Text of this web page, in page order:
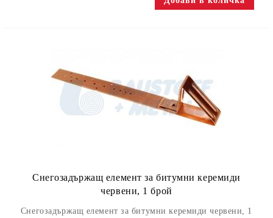
Снегозадържащ елемент за битумни керемиди
червени, 1 брой
Снегозадържащ елемент за битумни керемиди червени, 1